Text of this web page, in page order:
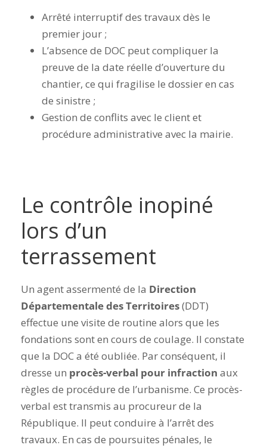
Arrêté interruptif des travaux dès le
premier jour ;
L’absence de DOC peut compliquer la
preuve de la date réelle d’ouverture du
chantier, ce qui fragilise le dossier en cas
de sinistre ;
Gestion de conflits avec le client et
procédure administrative avec la mairie.
Le contrôle inopiné
lors d’un
terrassement
Un agent assermenté de la Direction
Départementale des Territoires(DDT)
effectue une visite de routine alors que les
fondations sont en cours de coulage. Il constate
que la DOC a été oubliée. Par conséquent, il
dresse un procès-verbal pour infraction aux
règles de procédure de l’urbanisme. Ce procès-
verbal est transmis au procureur de la
République. Il peut conduire à l’arrêt des
travaux. En cas de poursuites pénales, le